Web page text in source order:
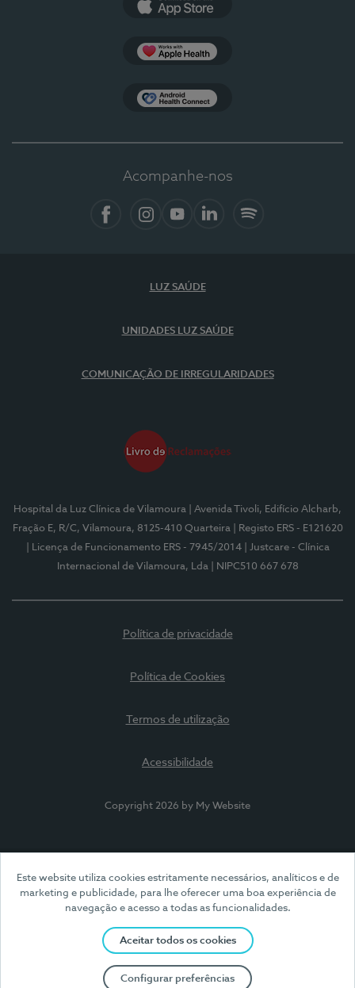
Este website utiliza cookies estritamente necessários, analíticos e de
marketing e publicidade, para lhe oferecer uma boa experiência de
navegação e acesso a todas as funcionalidades.
Aceitar todos os cookies
Configurar preferências
Acompanhe-nos
LUZ SAÚDE
UNIDADES LUZ SAÚDE
COMUNICAÇÃO DE IRREGULARIDADES
Hospital da Luz Clínica de Vilamoura
| Avenida Tivoli, Edifício Alcharb,
Fração E, R/C, Vilamoura, 8125-410 Quarteira
| Registo ERS - E121620
| Licença de Funcionamento ERS - 7945/2014
| Justcare - Clínica
Internacional de Vilamoura, Lda
| NIPC510 667 678
Política de privacidade
Política de Cookies
Termos de utilização
Acessibilidade
Copyright 2026 by My Website